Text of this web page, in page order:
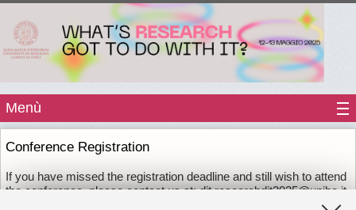
Menù
Conference Registration
If you have missed the registration deadline and still wish to attend
the conference, please contact us at: dit.researchdit2025@unibo.it